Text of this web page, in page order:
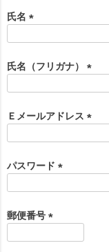
氏名
須
)
氏名（フリガナ）
須
)
Ｅメールアドレス
)
パスワード
)
郵便番号